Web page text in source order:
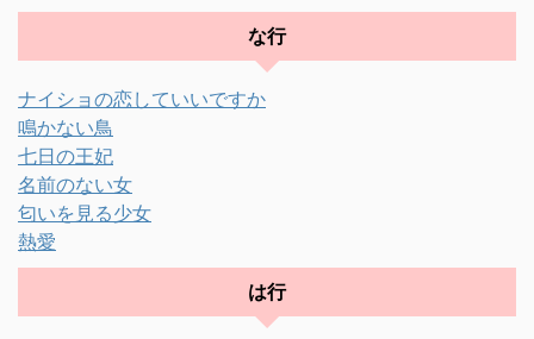
な行
ナイショの恋していいですか
鳴かない鳥
七日の王妃
名前のない女
匂いを見る少女
熱愛
は行